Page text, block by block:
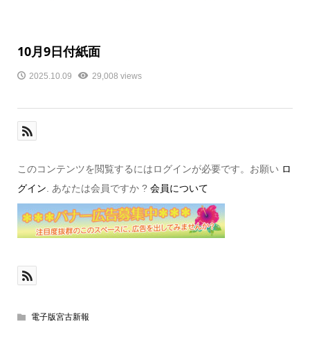
10月9日付紙面
2025.10.09 29,008 views
このコンテンツを閲覧するにはログインが必要です。お願い ロ
グイン . あなたは会員ですか ? 会員について
電子版宮古新報